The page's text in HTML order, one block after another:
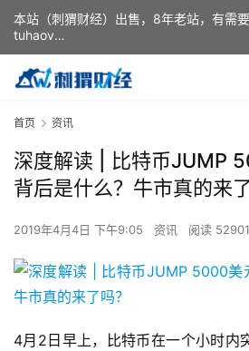
首页 资讯
深度解读 | 比特币JUMP
背后是什么？牛市真的来了
2019年4月4日 下午9:05 资讯 阅读 52901
4月2日早上，比特币在一个小时内
本站（刺猬财经）出售，8年老站，有需要
tuhaov
This website (ciweicaijing) is for sale. It
website. If you need it, please contact